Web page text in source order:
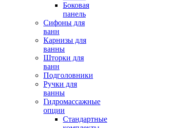
Боковая
панель
Сифоны для
ванн
Карнизы для
ванны
Шторки для
ванн
Подголовники
Ручки для
ванны
Гидромассажные
опции
Стандартные